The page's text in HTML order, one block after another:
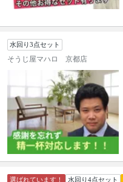
水回り3点セット
そうじ屋マハロ 京都店
選ばれています！ 水回り4点セット